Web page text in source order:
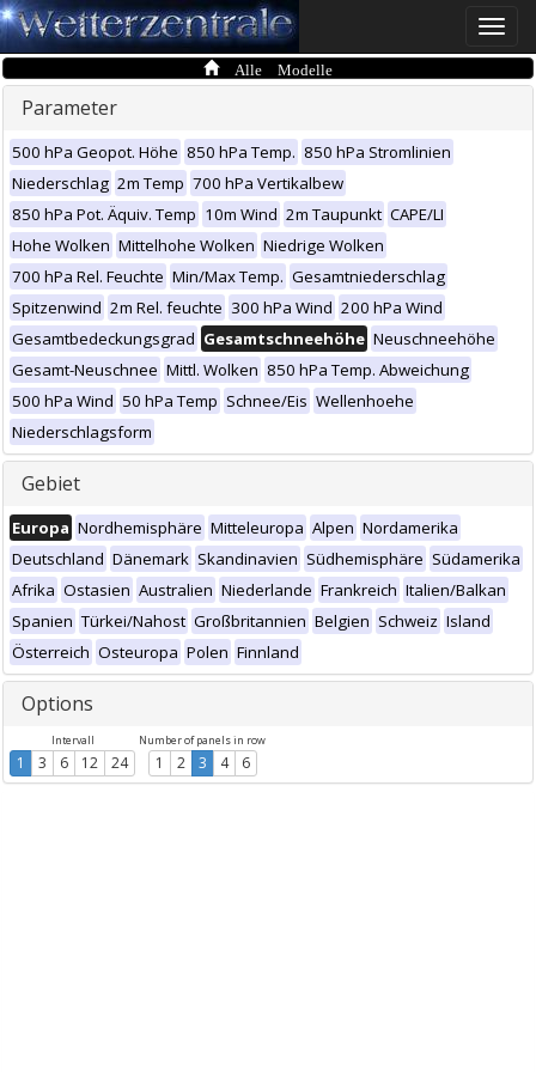
Toggle
Alle Modelle
Parameter
500 hPa Geopot. Höhe 850 hPa Temp. 850 hPa Stromlinien
Niederschlag 2m Temp 700 hPa Vertikalbew
850 hPa Pot. Äquiv. Temp 10m Wind 2m Taupunkt CAPE/LI
Hohe Wolken Mittelhohe Wolken Niedrige Wolken
700 hPa Rel. Feuchte Min/Max Temp. Gesamtniederschlag
Spitzenwind 2m Rel. feuchte 300 hPa Wind 200 hPa Wind
Gesamtbedeckungsgrad Gesamtschneehöhe Neuschneehöhe
Gesamt-Neuschnee Mittl. Wolken 850 hPa Temp. Abweichung
500 hPa Wind 50 hPa Temp Schnee/Eis Wellenhoehe
Niederschlagsform
Gebiet
Europa Nordhemisphäre Mitteleuropa Alpen Nordamerika
Deutschland Dänemark Skandinavien Südhemisphäre Südamerika
Afrika Ostasien Australien Niederlande Frankreich Italien/Balkan
Spanien Türkei/Nahost Großbritannien Belgien Schweiz Island
Österreich Osteuropa Polen Finnland
Options
Intervall
1 3 6 12 24
Number of panels in row
1 2 3 4 6